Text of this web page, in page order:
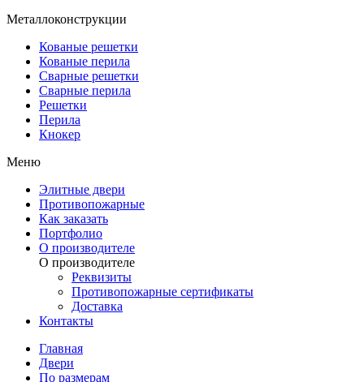
Металлоконструкции
Кованые решетки
Кованые перила
Сварные решетки
Сварные перила
Решетки
Перила
Кнокер
Меню
Элитные двери
Противопожарные
Как заказать
Портфолио
О производителе
О производителе
Реквизиты
Противопожарные сертификаты
Доставка
Контакты
Главная
Двери
По размерам